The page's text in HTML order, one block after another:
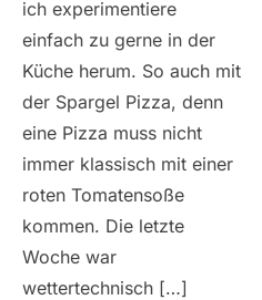
ich experimentiere
einfach zu gerne in der
Küche herum. So auch mit
der Spargel Pizza, denn
eine Pizza muss nicht
immer klassisch mit einer
roten Tomatensoße
kommen. Die letzte
Woche war
wettertechnisch […]